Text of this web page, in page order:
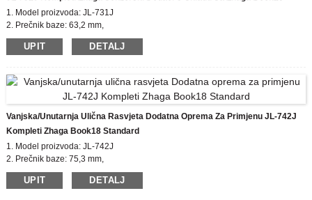
1. Model proizvoda: JL-731J
2. Prečnik baze: 63,2 mm,
Zhaga Visina poklopca: 50 mm
3. Certifikat: EU zhaga, CE
5. Usklađeni standard: zhaga book18
UPIT DETALJ
Vanjska/unutarnja Ulična Rasvjeta Dodatna Oprema Za Primjenu JL-742J
Kompleti Zhaga Book18 Standard
1. Model proizvoda: JL-742J
2. Prečnik baze: 75,3 mm,
Zhaga Visina poklopca: 35/50 mm
3. Certifikat: EU zhaga, CE
UPIT DETALJ